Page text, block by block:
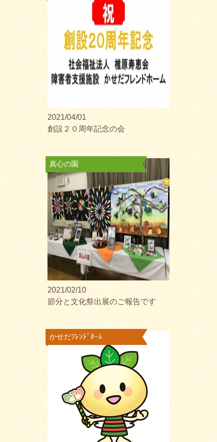
2021/04/01
創設２０周年記念の会
真心の園
2021/02/10
節分と文化祭出展のご報告です
かせだﾌﾚﾝﾄﾞﾎｰﾑ